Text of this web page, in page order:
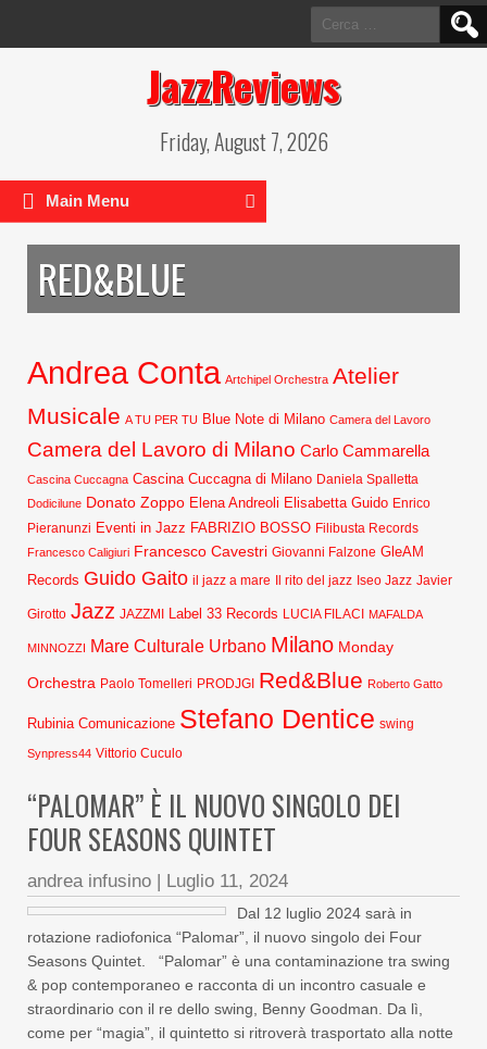
Ricerca
per:
JazzReviews
Friday, August 7, 2026
Main Menu
RED&BLUE
Andrea Conta Artchipel Orchestra Atelier
Musicale A TU PER TU Blue Note di Milano Camera del Lavoro
Camera del Lavoro di Milano Carlo Cammarella
Cascina Cuccagna Cascina Cuccagna di Milano Daniela Spalletta
Dodicilune Donato Zoppo Elena Andreoli Elisabetta Guido Enrico
Pieranunzi Eventi in Jazz FABRIZIO BOSSO Filibusta Records
Francesco Caligiuri Francesco Cavestri Giovanni Falzone GleAM
Records Guido Gaito il jazz a mare Il rito del jazz Iseo Jazz Javier
Girotto Jazz JAZZMI Label 33 Records LUCIA FILACI MAFALDA
MINNOZZI Mare Culturale Urbano Milano Monday
Orchestra Paolo Tomelleri PRODJGI Red&Blue Roberto Gatto
Rubinia Comunicazione Stefano Dentice swing
Synpress44 Vittorio Cuculo
“PALOMAR” È IL NUOVO SINGOLO DEI
FOUR SEASONS QUINTET
andrea infusino | Luglio 11, 2024
Dal 12 luglio 2024 sarà in
rotazione radiofonica “Palomar”, il nuovo singolo dei Four
Seasons Quintet. “Palomar” è una contaminazione tra swing
& pop contemporaneo e racconta di un incontro casuale e
straordinario con il re dello swing, Benny Goodman. Da lì,
come per “magia”, il quintetto si ritroverà trasportato alla notte